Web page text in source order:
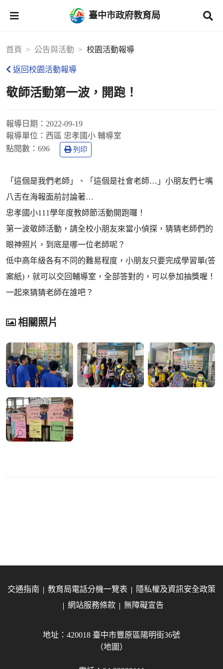
臺中市政府教育局
首頁 公告與活動 校園活動報導
返回校園活動報導
敬師活動第一波，開跑！
報導日期： 2022-09-19
報導單位： 西區 忠孝國小 輔導室
點閱數： 696 列印
「這個是我們老師」、「這個是社會老師…」小朋友們七嘴
八舌在海報面前討論著…
忠孝國小111學年度教師節活動開跑囉！
第一波敬師活動，請全校小朋友來當小偵探，猜猜老師們的
眼神照片，到底是哪一位老師呢？
低中高年級各有不同的難易程度，小朋友只要完成學習單(答
案紙)，就可以交回輔導室，全部答對的，可以參加抽獎喔！
一起來猜猜老師在誰吧？
相關照片
交通指南 教育局電話分機一覽表
隱私權及資訊安全政策
網站服務條款
無障礙宣告
地址：420018 臺中市豐原區陽明街36號
（地圖）